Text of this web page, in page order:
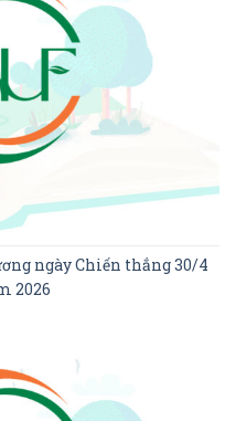
ngày Chiến thắng 30/4
2026